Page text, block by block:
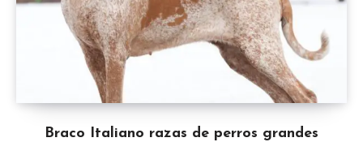
Braco Italiano razas de perros grandes